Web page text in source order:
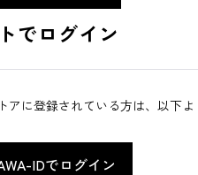
でログイン
アに登録されている方は、以下